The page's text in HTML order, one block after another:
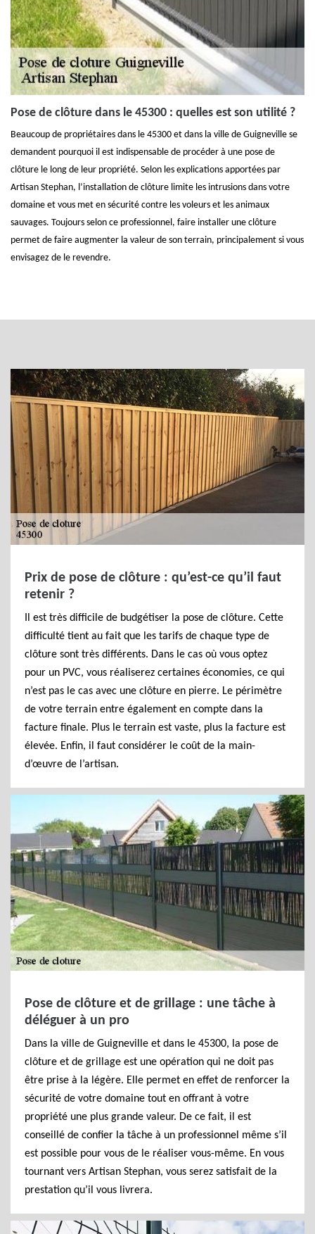
Pose de clôture dans le 45300 : quelles est son utilité ?
Beaucoup de propriétaires dans le 45300 et dans la ville de Guigneville se
demandent pourquoi il est indispensable de procéder à une pose de
clôture le long de leur propriété. Selon les explications apportées par
Artisan Stephan, l’installation de clôture limite les intrusions dans votre
domaine et vous met en sécurité contre les voleurs et les animaux
sauvages. Toujours selon ce professionnel, faire installer une clôture
permet de faire augmenter la valeur de son terrain, principalement si vous
envisagez de le revendre.
Prix de pose de clôture : qu’est-ce qu’il faut
retenir ?
Il est très difficile de budgétiser la pose de clôture. Cette
difficulté tient au fait que les tarifs de chaque type de
clôture sont très différents. Dans le cas où vous optez
pour un PVC, vous réaliserez certaines économies, ce qui
n’est pas le cas avec une clôture en pierre. Le périmètre
de votre terrain entre également en compte dans la
facture finale. Plus le terrain est vaste, plus la facture est
élevée. Enfin, il faut considérer le coût de la main-
d’œuvre de l’artisan.
Pose de clôture et de grillage : une tâche à
déléguer à un pro
Dans la ville de Guigneville et dans le 45300, la pose de
clôture et de grillage est une opération qui ne doit pas
être prise à la légère. Elle permet en effet de renforcer la
sécurité de votre domaine tout en offrant à votre
propriété une plus grande valeur. De ce fait, il est
conseillé de confier la tâche à un professionnel même s’il
est possible pour vous de le réaliser vous-même. En vous
tournant vers Artisan Stephan, vous serez satisfait de la
prestation qu’il vous livrera.